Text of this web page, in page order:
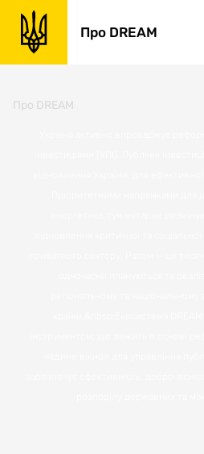
Про DREAM
Про DREAM